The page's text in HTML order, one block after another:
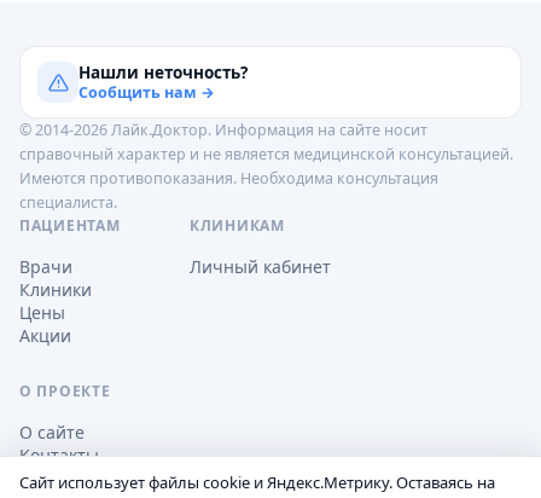
Нашли неточность?
Сообщить нам →
© 2014-2026 Лайк.Доктор. Информация на сайте носит
справочный характер и не является медицинской консультацией.
Имеются противопоказания. Необходима консультация
специалиста.
ПАЦИЕНТАМ
Врачи
Клиники
Цены
Акции
КЛИНИКАМ
Личный кабинет
О ПРОЕКТЕ
О сайте
Контакты
Сайт использует файлы cookie и Яндекс.Метрику. Оставаясь на